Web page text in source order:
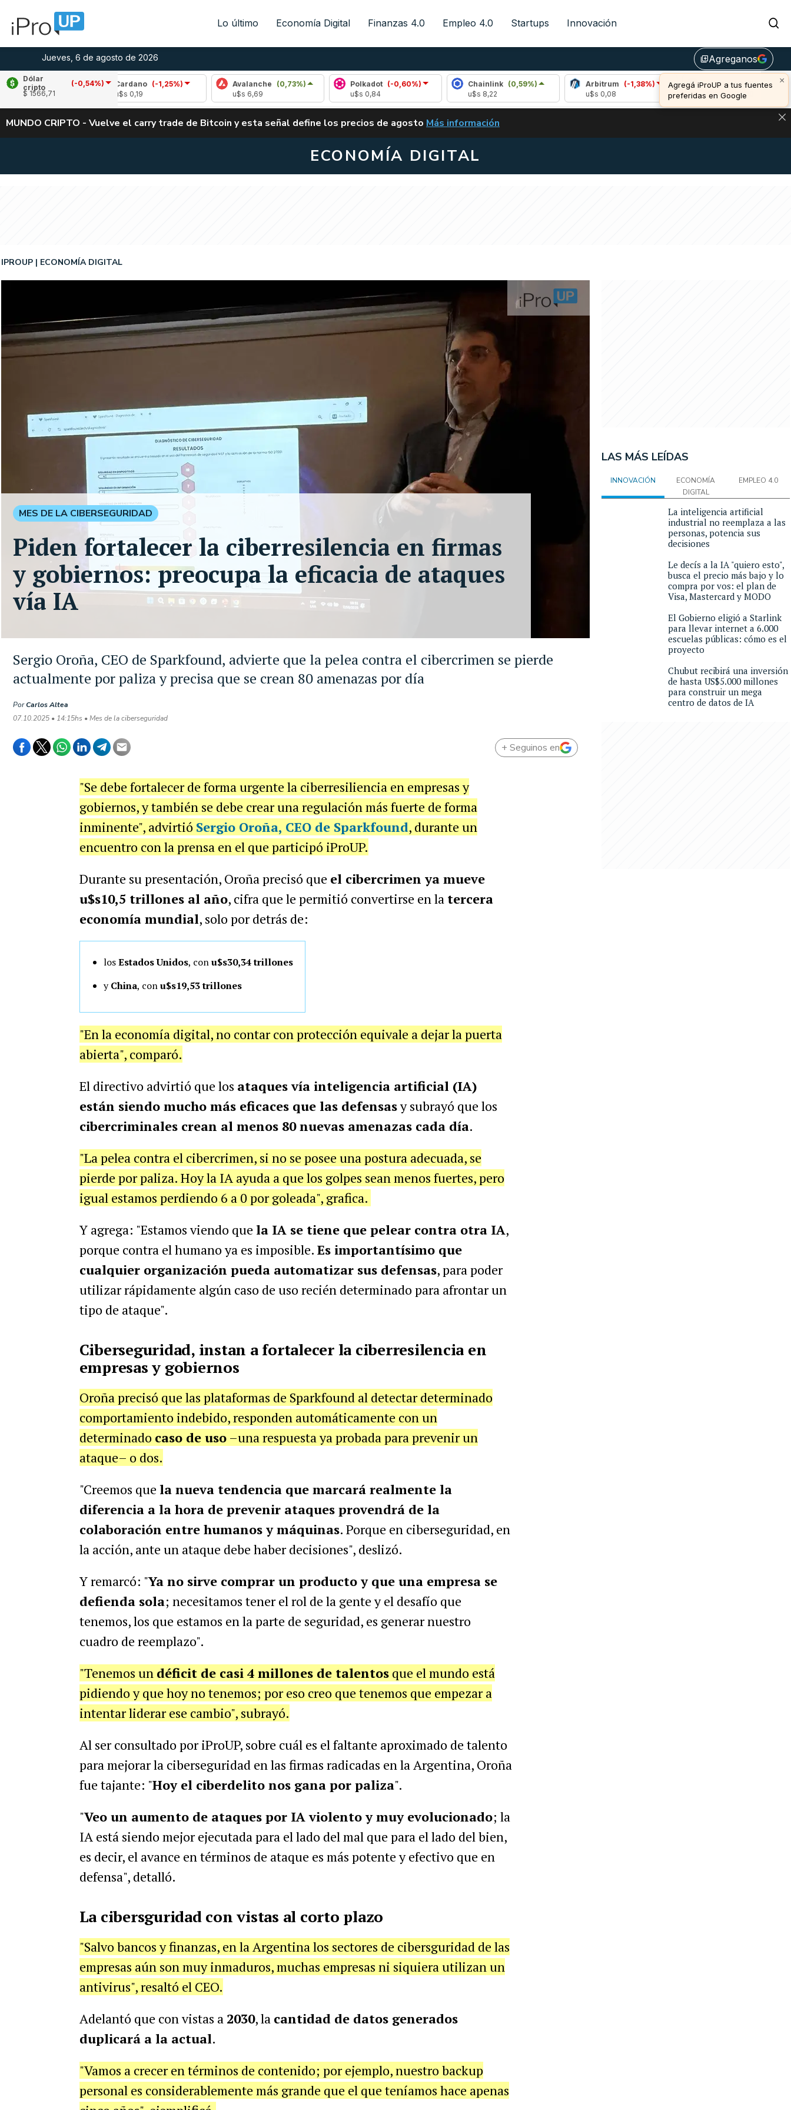
Lo último Economía Digital Finanzas 4.0 Empleo 4.0 Startups Innovación
Jueves, 6 de agosto de 2026 library_addAgreganos
×
Agregá iProUP a tus fuentes
preferidas en Google
Dólar
cripto
(-0,54%)
$ 1566,71
Cardano
(-1,25%)
Avalanche (0,73%)
Polkadot
(-0,60%)
Chainlink (0,59%)
Arbitrum
(-1,38%)
Bitcoin (0,93%)
u$s 64.867,00
ALERTA
MUNDO CRIPTO - Vuelve el carry trade de Bitcoin y esta señal define los precios de agosto VUELVE EL CARRY TRADE DE BITCOIN Y ESTA SEÑAL DEFINE LOS PRECIOS DE
Más información
ECONOMÍA DIGITAL
Sergio Oroña, CEO de Sparkfound, advierte que la pelea contra el cibercrimen se pierde
actualmente por paliza y precisa que se crean 80 amenazas por día
IPROUP ECONOMÍA DIGITAL
PorCarlos Altea
07.10.2025 • 14:15hs • Mes de la ciberseguridad
MES DE LA CIBERSEGURIDAD
Piden fortalecer la ciberresilencia en firmas
y gobiernos: preocupa la eficacia de ataques
vía IA
+ Seguinos en
"Se debe fortalecer de forma urgente la ciberresiliencia en empresas y
gobiernos, y también se debe crear una regulación más fuerte de forma
inminente", advirtió Sergio Oroña, CEO de Sparkfound, durante un
encuentro con la prensa en el que participó iProUP.
Durante su presentación, Oroña precisó que el cibercrimen ya mueve
u$s10,5 trillones al año, cifra que le permitió convertirse en la tercera
economía mundial, solo por detrás de:
losEstados Unidos, conu$s30,34 trillones
yChina, conu$s19,53 trillones
"En la economía digital, no contar con protección equivale a dejar la puerta
abierta", comparó.
El directivo advirtió que los ataques vía inteligencia artificial (IA)
están siendo mucho más eficaces que las defensasy subrayó que los
cibercriminales crean al menos 80 nuevas amenazas cada día.
"La pelea contra el cibercrimen, si no se posee una postura adecuada, se
pierde por paliza. Hoy la IA ayuda a que los golpes sean menos fuertes, pero
igual estamos perdiendo 6 a 0 por goleada", grafica.
Y agrega: "Estamos viendo que la IA se tiene que pelear contra otra IA,
porque contra el humano ya es imposible. Es importantísimo que
cualquier organización pueda automatizar sus defensas, para poder
utilizar rápidamente algún caso de uso recién determinado para afrontar un
tipo de ataque".
Ciberseguridad, instan a fortalecer la ciberresilencia en
empresas y gobiernos
Oroña precisó que las plataformas de Sparkfound al detectar determinado
comportamiento indebido, responden automáticamente con un
determinado caso de uso–una respuesta ya probada para prevenir un
ataque– o dos.
"Creemos que la nueva tendencia que marcará realmente la
diferencia a la hora de prevenir ataques provendrá de la
colaboración entre humanos y máquinas. Porque en ciberseguridad, en
la acción, ante un ataque debe haber decisiones", deslizó.
Y remarcó: "Ya no sirve comprar un producto y que una empresa se
defienda sola; necesitamos tener el rol de la gente y el desafío que
tenemos, los que estamos en la parte de seguridad, es generar nuestro
cuadro de reemplazo".
"Tenemos un déficit de casi 4 millones de talentosque el mundo está
pidiendo y que hoy no tenemos; por eso creo que tenemos que empezar a
intentar liderar ese cambio", subrayó.
Al ser consultado por iProUP, sobre cuál es el faltante aproximado de talento
para mejorar la ciberseguridad en las firmas radicadas en la Argentina, Oroña
fue tajante: "Hoy el ciberdelito nos gana por paliza".
"Veo un aumento de ataques por IA violento y muy evolucionado; la
IA está siendo mejor ejecutada para el lado del mal que para el lado del bien,
es decir, el avance en términos de ataque es más potente y efectivo que en
defensa", detalló.
La cibersguridad con vistas al corto plazo
"Salvo bancos y finanzas, en la Argentina los sectores de cibersguridad de las
empresas aún son muy inmaduros, muchas empresas ni siquiera utilizan un
antivirus", resaltó el CEO.
Adelantó que con vistas a 2030, la cantidad de datos generados
duplicará a la actual.
"Vamos a crecer en términos de contenido; por ejemplo, nuestro backup
personal es considerablemente más grande que el que teníamos hace apenas
LAS MÁS LEÍDAS
INNOVACIÓN
ECONOMÍA
DIGITAL
EMPLEO 4.0
La inteligencia artificial
industrial no reemplaza a las
personas, potencia sus
decisiones
Le decís a la IA "quiero esto",
busca el precio más bajo y lo
compra por vos: el plan de
Visa, Mastercard y MODO
El Gobierno eligió a Starlink
para llevar internet a 6.000
escuelas públicas: cómo es el
proyecto
Chubut recibirá una inversión
de hasta US$5.000 millones
para construir un mega
centro de datos de IA